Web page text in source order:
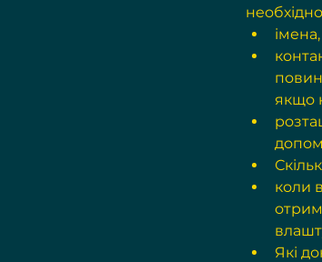
якщо
коли
Які